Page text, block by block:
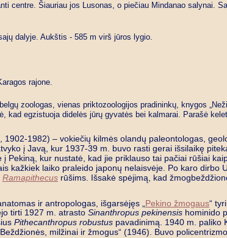
centre. Šiauriau jos Lusonas, o piečiau Mindanao salynai.
dalyje. Aukštis - 585 m virš jūros lygio.
rajone.
zoologas, vienas priktozoologijos pradininkų, knygos
kad egzistuoja didelės jūrų gyvatės bei kalmarai. Parašė
, 1902-1982) – vokiečių kilmės olandų paleontologas,
į Javą, kur 1937-39 m. buvo rasti gerai išsilaikę
Pekiną, kur nustatė, kad jie priklauso tai pačiai rūšiai
kažkiek laiko praleido japonų nelaisvėje. Po karo dirbo
Ramapithecus rūšims. Išsakė spėjimą, kad
ir antropologas, išgarsėjęs „ Pekino žmogaus“
tirti 1927 m. atrasto Sinanthropus pekinensis hominido
Pithecanthropus robustus pavadinimą. 1940 m. paliko
milžinai ir žmogus“ (1946). Buvo